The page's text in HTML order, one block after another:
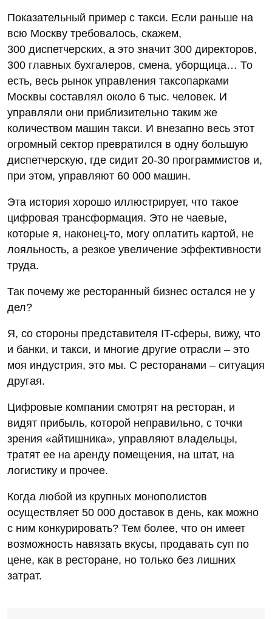
Показательный пример с такси. Если раньше на
всю Москву требовалось, скажем,
300 диспетчерских, а это значит 300 директоров,
300 главных бухгалеров, смена, уборщица… То
есть, весь рынок управления таксопарками
Москвы составлял около 6 тыс. человек. И
управляли они приблизительно таким же
количеством машин такси. И внезапно весь этот
огромный сектор превратился в одну большую
диспетчерскую, где сидит 20-30 программистов и,
при этом, управляют 60 000 машин.
Эта история хорошо иллюстрирует, что такое
цифровая трансформация. Это не чаевые,
которые я, наконец-то, могу оплатить картой, не
лояльность, а резкое увеличение эффективности
труда.
Так почему же ресторанный бизнес остался не у
дел?
Я, со стороны представителя IT-сферы, вижу, что
и банки, и такси, и многие другие отрасли – это
моя индустрия, это мы. С ресторанами – ситуация
другая.
Цифровые компании смотрят на ресторан, и
видят прибыль, которой неправильно, с точки
зрения «айтишника», управляют владельцы,
тратят ее на аренду помещения, на штат, на
логистику и прочее.
Когда любой из крупных монополистов
осуществляет 50 000 доставок в день, как можно
с ним конкурировать? Тем более, что он имеет
возможность навязать вкусы, продавать суп по
цене, как в ресторане, но только без лишних
затрат.